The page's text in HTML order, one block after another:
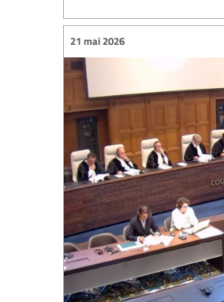
21 mai 2026